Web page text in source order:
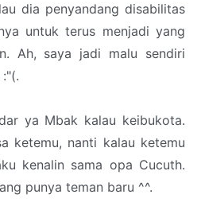
dia penyandang disabilitas
untuk terus menjadi yang
Ah, saya jadi malu sendiri
ya Mbak kalau keibukota.
ketemu, nanti kalau ketemu
kenalin sama opa Cucuth.
punya teman baru ^^.